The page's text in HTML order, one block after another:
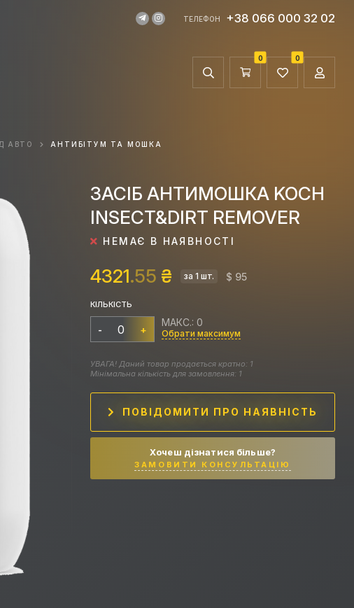
ТЕЛЕФОН +38 066 000 32 02
0 0
АВТО АНТИБІТУМ ТА МОШКА
ЗАСІБ АНТИМОШКА KOCH
INSECT&DIRT REMOVER
НЕМАЄ В НАЯВНОСТІ
4321.55 ₴ за 1 шт. $ 95
КІЛЬКІСТЬ
- +
МАКС.: 0
Обрати максимум
УВАГА! Даний товар продається кратно: 1
Мінімальна кількість для замовлення: 1
ПОВІДОМИТИ ПРО НАЯВНІСТЬ
Хочеш дізнатися більше?
ЗАМОВИТИ КОНСУЛЬТАЦІЮ